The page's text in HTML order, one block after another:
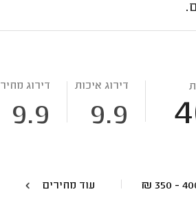
דירוג איכות
9.9
דירוג מחיר
9.9
400 -
₪ עוד מחירים